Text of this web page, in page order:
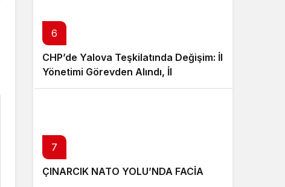
6
CHP’de Yalova Teşkilatında Değişim: İl
Yönetimi Görevden Alındı, İl
Başkanlığına Mesut Tutuğ Atandı
7
ÇINARCIK NATO YOLU’NDA FACİA